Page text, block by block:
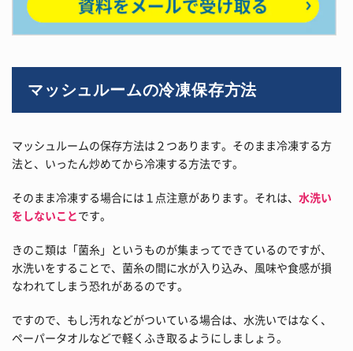
マッシュルームの冷凍保存方法
マッシュルームの保存方法は２つあります。そのまま冷凍する方
法と、いったん炒めてから冷凍する方法です。
そのまま冷凍する場合には１点注意があります。それは、 水洗い
をしないことです。
きのこ類は「菌糸」というものが集まってできているのですが、
水洗いをすることで、菌糸の間に水が入り込み、風味や食感が損
なわれてしまう恐れがあるのです。
ですので、もし汚れなどがついている場合は、水洗いではなく、
ペーパータオルなどで軽くふき取るようにしましょう。